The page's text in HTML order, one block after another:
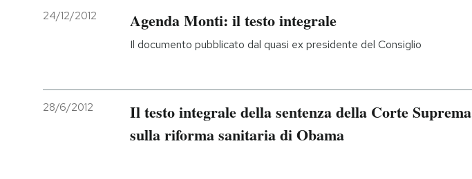
24/12/2012 Agenda Monti: il testo integrale
Il documento pubblicato dal quasi ex presidente del Consiglio
28/6/2012
Il testo integrale della sentenza della Corte Suprema
sulla riforma sanitaria di Obama